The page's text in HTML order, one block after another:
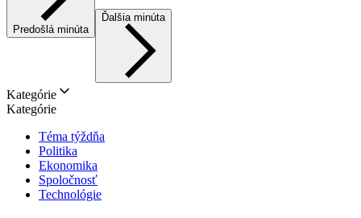
Predošlá minúta
Ďalšia minúta
Kategórie
Kategórie
Téma týždňa
Politika
Ekonomika
Spoločnosť
Technológie